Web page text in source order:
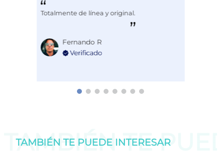
Totalmente de línea y original.
Fernando R
TAMBIÉN TE
TAMBIÉN TE PUEDE INTERESAR